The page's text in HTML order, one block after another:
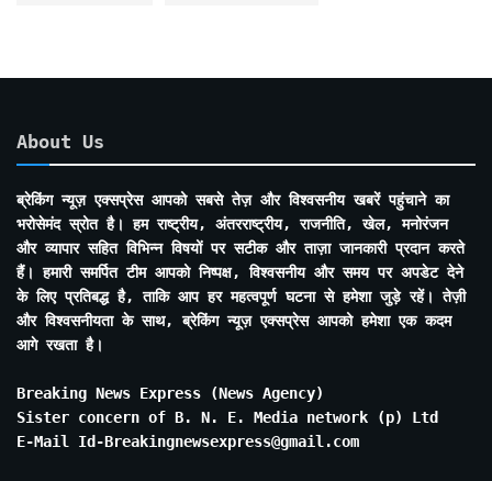
About Us
ब्रेकिंग न्यूज़ एक्सप्रेस आपको सबसे तेज़ और विश्वसनीय खबरें पहुंचाने का
भरोसेमंद स्रोत है। हम राष्ट्रीय, अंतरराष्ट्रीय, राजनीति, खेल, मनोरंजन
और व्यापार सहित विभिन्न विषयों पर सटीक और ताज़ा जानकारी प्रदान करते
हैं। हमारी समर्पित टीम आपको निष्पक्ष, विश्वसनीय और समय पर अपडेट देने
के लिए प्रतिबद्ध है, ताकि आप हर महत्वपूर्ण घटना से हमेशा जुड़े रहें। तेज़ी
और विश्वसनीयता के साथ, ब्रेकिंग न्यूज़ एक्सप्रेस आपको हमेशा एक कदम
आगे रखता है।
Breaking News Express (News Agency)
Sister concern of B. N. E. Media network (p) Ltd
E-Mail Id-Breakingnewsexpress@gmail.com